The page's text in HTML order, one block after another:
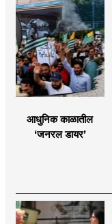
आधुनिक काळातील
‘जनरल डायर’